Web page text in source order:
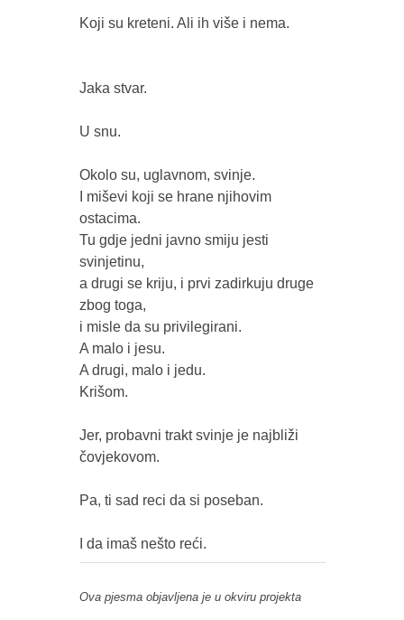
Koji su kreteni. Ali ih više i nema.
Jaka stvar.
U snu.
Okolo su, uglavnom, svinje.
I miševi koji se hrane njihovim
ostacima.
Tu gdje jedni javno smiju jesti
svinjetinu,
a drugi se kriju, i prvi zadirkuju druge
zbog toga,
i misle da su privilegirani.
A malo i jesu.
A drugi, malo i jedu.
Krišom.
Jer, probavni trakt svinje je najbliži
čovjekovom.
Pa, ti sad reci da si poseban.
Ova pjesma objavljena je u okviru projekta